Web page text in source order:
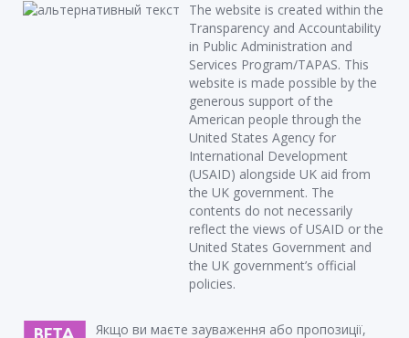
The website is created within the
Transparency and Accountability
in Public Administration and
Services Program/TAPAS. This
website is made possible by the
generous support of the
American people through the
United States Agency for
International Development
(USAID) alongside UK aid from
the UK government. The
contents do not necessarily
reflect the views of USAID or the
United States Government and
the UK government’s official
policies.
Якщо ви маєте зауваження або пропозиції,